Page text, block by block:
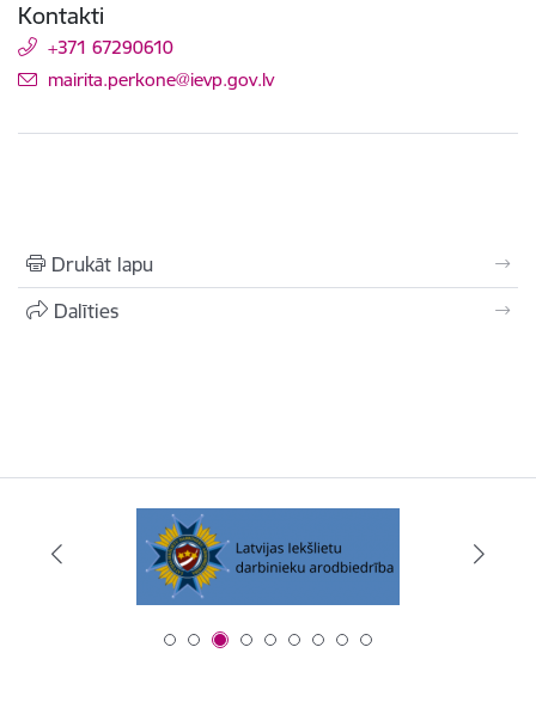
Kontakti
+371 67290610
E-pasts:
mairita.perkone@ievp.gov.lv
Drukāt lapu
Dalīties